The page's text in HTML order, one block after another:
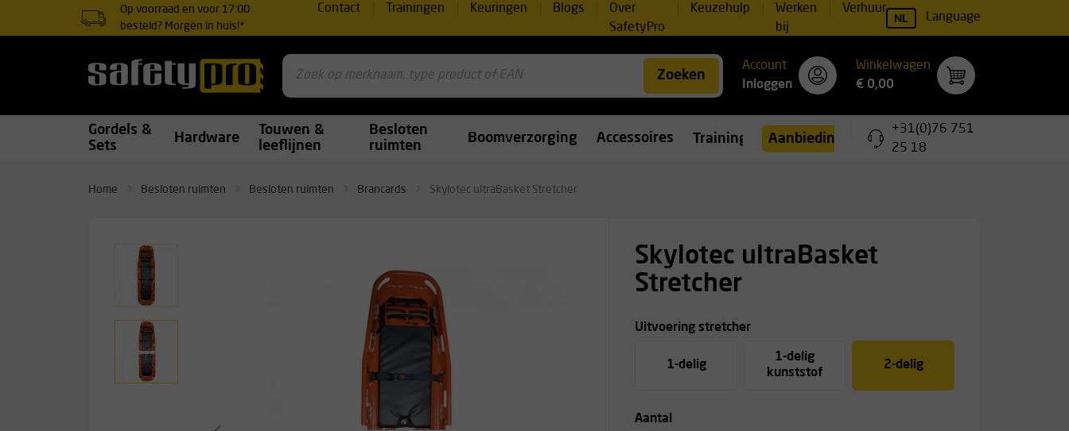
Op voorraad en voor 17:00
besteld? Morgen in huis!*
Contact Trainingen Keuringen Blogs
Over
SafetyPro
Keuzehulp
Werken
bij
Verhuur
NL Language
Zoeken
Account
Inloggen
Winkelwagen
€ 0,00
Gordels &
Sets
Hardware
Touwen &
leeflijnen
Besloten
ruimten
Boomverzorging Accessoires Trainingen Aanbiedingen
+31(0)76 751
25 18
Home Besloten ruimten Besloten ruimten Brancards Skylotec ultraBasket Stretcher
Skylotec ultraBasket
Stretcher
Uitvoering stretcher
1-delig
1-delig
kunststof
2-delig
Aantal